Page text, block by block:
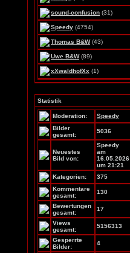
sound-confusion (31)
Speedy (4754)
Thomas B&W(43)
Uwe B&W(89)
xXwaldhofXx (1)
Statistik
Moderation:
Speedy
Bilder
gesamt:
5036
Neuestes
Bild von:
Speedy
am
16.05.2026
um 21:21
Kategorien:
375
Kommentare
gesamt:
130
Bewertungen
gesamt:
17
Views
gesamt:
5156313
Gesperrte
Bilder:
4